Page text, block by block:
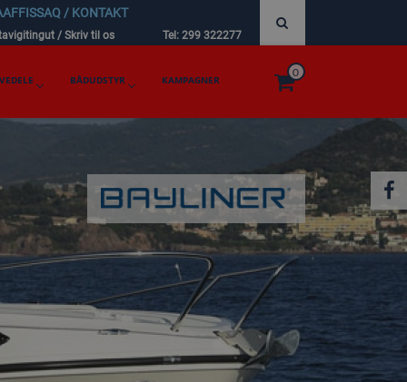
/ KONTAKT
/ Skriv til os Tel: 299 322277
BÅDUDSTYR KAMPAGNER
0